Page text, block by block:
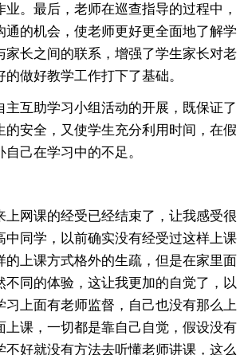
。最后，老师在巡查指导的过程中，
通的机会，使老师更好更全面地了解学
家长之间的联系，增强了学生家长对老
做好教学工作打下了基础。
互助学习小组活动的开展，既保证了
的安全，又使学生充分利用时间，在假
己在学习中的不足。
网课的经受已经结束了，让我感受很
中同学，以前确实没有经受过这样上课
的上课方式格外的生疏，但是在家里面
不同的体验，这让我更加的自觉了，以
习上面有老师监督，自己也没有那么上
上课，一切都是靠自己自觉，假设没有
不好就没有方法去听懂老师讲课，这么